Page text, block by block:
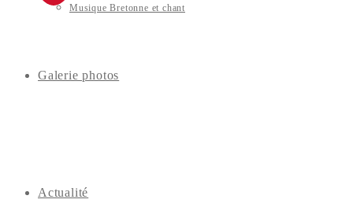
Musique Bretonne et chant
Galerie photos
Actualité